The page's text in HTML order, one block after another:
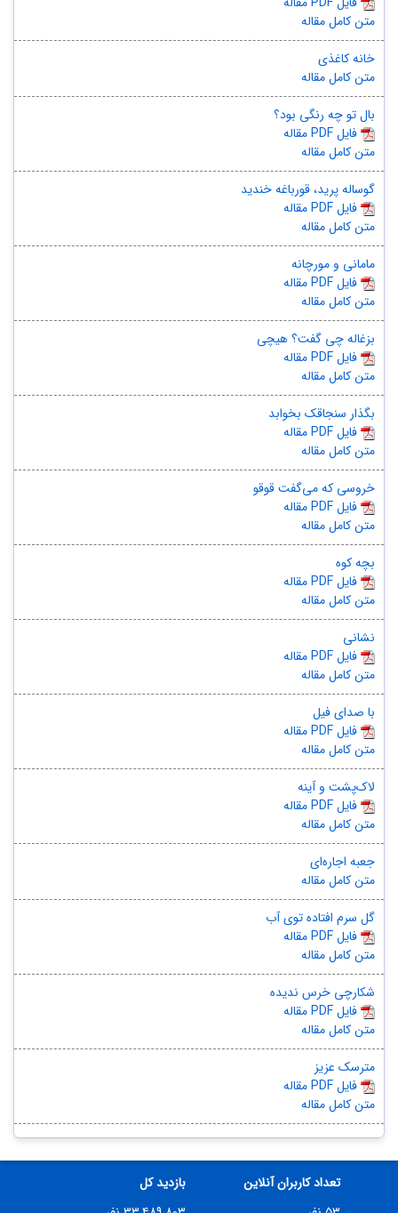
متن کامل مقاله
خانه کاغذی
متن کامل مقاله
بال تو چه رنگی بود؟
مقاله PDF فایل
متن کامل مقاله
گوساله پرید، قورباغه خندید
مقاله PDF فایل
متن کامل مقاله
مامانی و مورچانه
مقاله PDF فایل
متن کامل مقاله
بزغاله چی گفت؟ هیچی
مقاله PDF فایل
متن کامل مقاله
بگذار سنجاقک بخوابد
مقاله PDF فایل
متن کامل مقاله
خروسی که می‌گفت قوقو
مقاله PDF فایل
متن کامل مقاله
بچه کوه
مقاله PDF فایل
متن کامل مقاله
نشانی
مقاله PDF فایل
متن کامل مقاله
با صدای فیل
مقاله PDF فایل
متن کامل مقاله
لاک‌پشت و آینه
مقاله PDF فایل
متن کامل مقاله
جعبه اجاره‌ای
متن کامل مقاله
گل سرم افتاده توی آب
مقاله PDF فایل
متن کامل مقاله
شکارچی خرس ندیده
مقاله PDF فایل
متن کامل مقاله
مترسک عزیز
مقاله PDF فایل
متن کامل مقاله
تعداد کاربران آنلاین
بازدید کل